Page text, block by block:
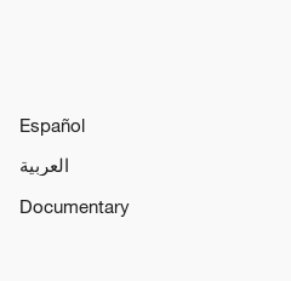
Español
العربية
Documentary